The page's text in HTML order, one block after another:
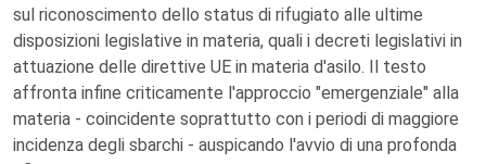
sul riconoscimento dello status di rifugiato alle ultime
disposizioni legislative in materia, quali i decreti legislativi in
attuazione delle direttive UE in materia d'asilo. Il testo
affronta infine criticamente l'approccio "emergenziale" alla
materia - coincidente soprattutto con i periodi di maggiore
incidenza degli sbarchi - auspicando l'avvio di una profonda